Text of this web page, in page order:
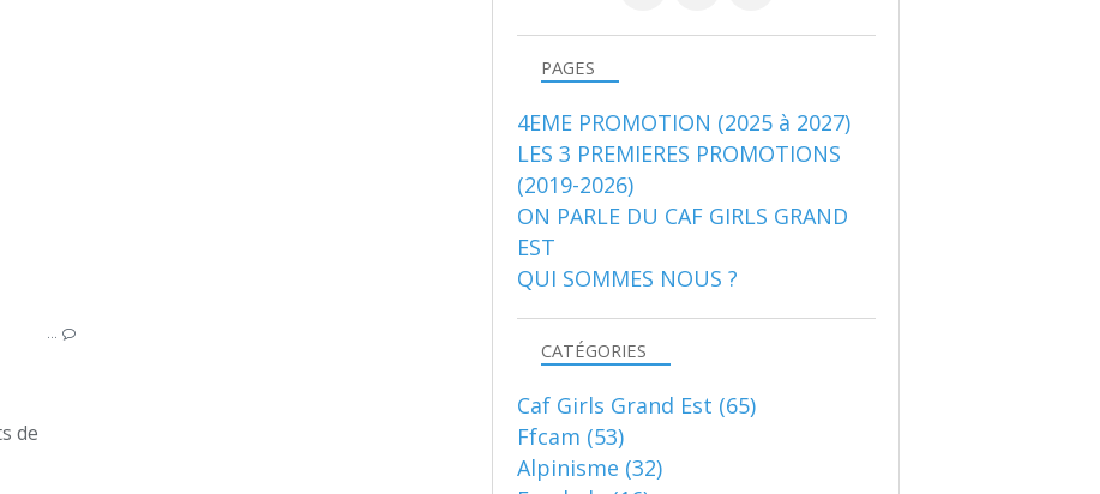
…
de
PAGES
4EME PROMOTION (2025 à 2027)
LES 3 PREMIERES PROMOTIONS
(2019-2026)
ON PARLE DU CAF GIRLS GRAND
EST
QUI SOMMES NOUS ?
CATÉGORIES
Caf Girls Grand Est (65)
Ffcam (53)
Alpinisme (32)